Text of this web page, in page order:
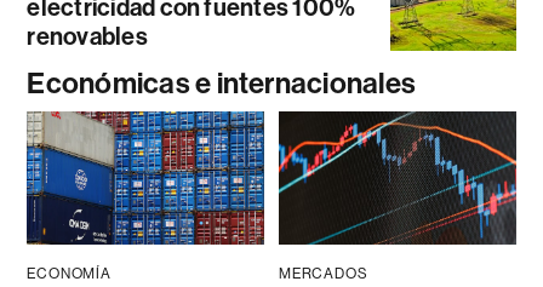
electricidad con fuentes 100%
renovables
Económicas e internacionales
ECONOMÍA MERCADOS